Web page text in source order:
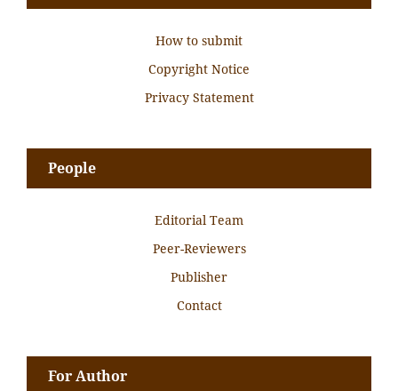
How to submit
Copyright Notice
Privacy Statement
People
Editorial Team
Peer-Reviewers
Publisher
Contact
For Author